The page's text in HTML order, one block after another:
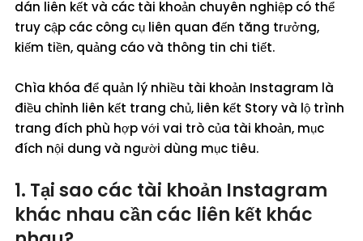
dán liên kết và các tài khoản chuyên nghiệp có thể
truy cập các công cụ liên quan đến tăng trưởng,
kiếm tiền, quảng cáo và thông tin chi tiết.
Chìa khóa để quản lý nhiều tài khoản Instagram là
điều chỉnh liên kết trang chủ, liên kết Story và lộ trình
trang đích phù hợp với vai trò của tài khoản, mục
đích nội dung và người dùng mục tiêu.
1. Tại sao các tài khoản Instagram
khác nhau cần các liên kết khác